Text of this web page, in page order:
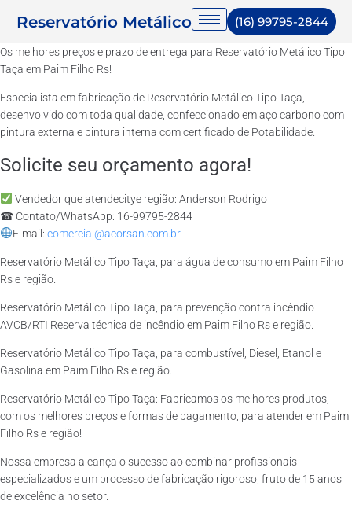
Reservatório Metálico (16) 99795-2844
Os melhores preços e prazo de entrega para Reservatório Metálico Tipo
Taça em Paim Filho Rs!
Especialista em fabricação de Reservatório Metálico Tipo Taça,
desenvolvido com toda qualidade, confeccionado em aço carbono com
pintura externa e pintura interna com certificado de Potabilidade.
Solicite seu orçamento agora!
Vendedor que atendecitye região: Anderson Rodrigo
☎ Contato/WhatsApp: 16-99795-2844
E-mail: comercial@acorsan.com.br
Reservatório Metálico Tipo Taça, para água de consumo em Paim Filho
Rs e região.
Reservatório Metálico Tipo Taça, para prevenção contra incêndio
AVCB/RTI Reserva técnica de incêndio em Paim Filho Rs e região.
Reservatório Metálico Tipo Taça, para combustível, Diesel, Etanol e
Gasolina em Paim Filho Rs e região.
Reservatório Metálico Tipo Taça: Fabricamos os melhores produtos,
com os melhores preços e formas de pagamento, para atender em Paim
Filho Rs e região!
Nossa empresa alcança o sucesso ao combinar profissionais
especializados e um processo de fabricação rigoroso, fruto de 15 anos
de excelência no setor.